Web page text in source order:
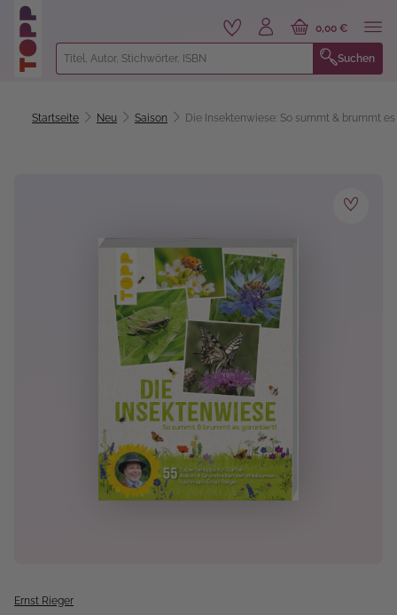
springen
Suchen
0,00 €
Startseite Neu Saison Die Insektenwiese: So summt & brummt
Ernst Rieger